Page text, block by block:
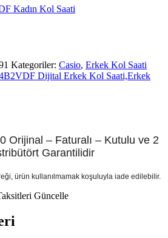
Kadın Kol Saati
Kategoriler: Casio, Erkek Kol Saati
Dijital Erkek Kol Saati,Erkek
Orijinal – Faturalı – Kutulu ve 2
Garantilidir
ürün kullanılmamak koşuluyla iade edilebilir.
Güncelle